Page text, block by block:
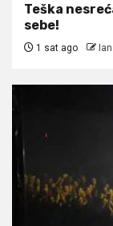
Teška
sebe!
1 sat ago